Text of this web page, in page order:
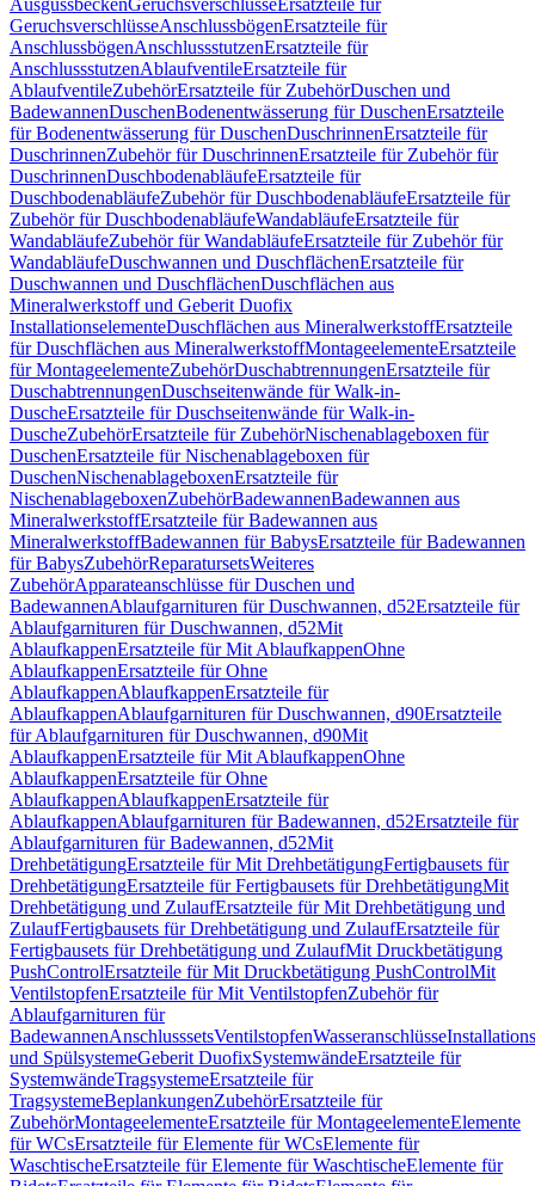
AusgussbeckenGeruchsverschlüsseErsatzteile für
GeruchsverschlüsseAnschlussbögenErsatzteile für
AnschlussbögenAnschlussstutzenErsatzteile für
AnschlussstutzenAblaufventileErsatzteile für
AblaufventileZubehörErsatzteile für ZubehörDuschen und
BadewannenDuschenBodenentwässerung für DuschenErsatzteile
für Bodenentwässerung für DuschenDuschrinnenErsatzteile für
DuschrinnenZubehör für DuschrinnenErsatzteile für Zubehör für
DuschrinnenDuschbodenabläufeErsatzteile für
DuschbodenabläufeZubehör für DuschbodenabläufeErsatzteile für
Zubehör für DuschbodenabläufeWandabläufeErsatzteile für
WandabläufeZubehör für WandabläufeErsatzteile für Zubehör für
WandabläufeDuschwannen und DuschflächenErsatzteile für
Duschwannen und DuschflächenDuschflächen aus
Mineralwerkstoff und Geberit Duofix
InstallationselementeDuschflächen aus MineralwerkstoffErsatzteile
für Duschflächen aus MineralwerkstoffMontageelementeErsatzteile
für MontageelementeZubehörDuschabtrennungenErsatzteile für
DuschabtrennungenDuschseitenwände für Walk-in-
DuscheErsatzteile für Duschseitenwände für Walk-in-
DuscheZubehörErsatzteile für ZubehörNischenablageboxen für
DuschenErsatzteile für Nischenablageboxen für
DuschenNischenablageboxenErsatzteile für
NischenablageboxenZubehörBadewannenBadewannen aus
MineralwerkstoffErsatzteile für Badewannen aus
MineralwerkstoffBadewannen für BabysErsatzteile für Badewannen
für BabysZubehörReparatursetsWeiteres
ZubehörApparateanschlüsse für Duschen und
BadewannenAblaufgarnituren für Duschwannen, d52Ersatzteile für
Ablaufgarnituren für Duschwannen, d52Mit
AblaufkappenErsatzteile für Mit AblaufkappenOhne
AblaufkappenErsatzteile für Ohne
AblaufkappenAblaufkappenErsatzteile für
AblaufkappenAblaufgarnituren für Duschwannen, d90Ersatzteile
für Ablaufgarnituren für Duschwannen, d90Mit
AblaufkappenErsatzteile für Mit AblaufkappenOhne
AblaufkappenErsatzteile für Ohne
AblaufkappenAblaufkappenErsatzteile für
AblaufkappenAblaufgarnituren für Badewannen, d52Ersatzteile für
Ablaufgarnituren für Badewannen, d52Mit
DrehbetätigungErsatzteile für Mit DrehbetätigungFertigbausets für
DrehbetätigungErsatzteile für Fertigbausets für DrehbetätigungMit
Drehbetätigung und ZulaufErsatzteile für Mit Drehbetätigung und
ZulaufFertigbausets für Drehbetätigung und ZulaufErsatzteile für
Fertigbausets für Drehbetätigung und ZulaufMit Druckbetätigung
PushControlErsatzteile für Mit Druckbetätigung PushControlMit
VentilstopfenErsatzteile für Mit VentilstopfenZubehör für
Ablaufgarnituren für
BadewannenAnschlusssetsVentilstopfenWasseranschlüsse
und SpülsystemeGeberit DuofixSystemwändeErsatzteile für
SystemwändeTragsystemeErsatzteile für
TragsystemeBeplankungenZubehörErsatzteile für
ZubehörMontageelementeErsatzteile für MontageelementeElemente
für WCsErsatzteile für Elemente für WCsElemente für
WaschtischeErsatzteile für Elemente für WaschtischeElemente für